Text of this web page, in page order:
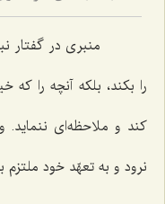
منبری در گفتار
را بکند، بلکه آنچه را
کند و ملاحظه‌ای ننماید.
نرود و به تعهّد خود ملتزم